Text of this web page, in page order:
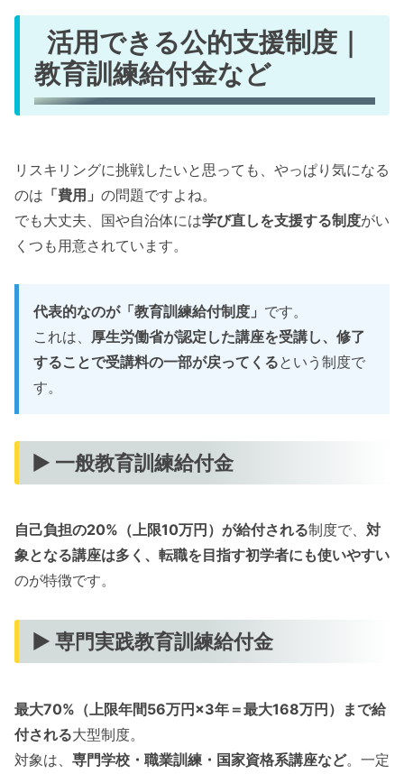
活用できる公的支援制度｜
教育訓練給付金など
リスキリングに挑戦したいと思っても、やっぱり気になる
のは 「費用」 の問題ですよね。
でも大丈夫、国や自治体には学び直しを支援する制度がい
くつも用意されています。
代表的なのが「教育訓練給付制度」 です。
これは、 厚生労働省が認定した講座を受講し、修了
することで受講料の一部が戻ってくるという制度で
す。
▶ 一般教育訓練給付金
自己負担の20%（上限10万円）が給付される制度で、 対
象となる講座は多く、転職を目指す初学者にも使いやすい
のが特徴です。
▶ 専門実践教育訓練給付金
最大70%（上限年間56万円×3年＝最大168万円）まで給
付される大型制度。
対象は、 専門学校・職業訓練・国家資格系講座など。一定